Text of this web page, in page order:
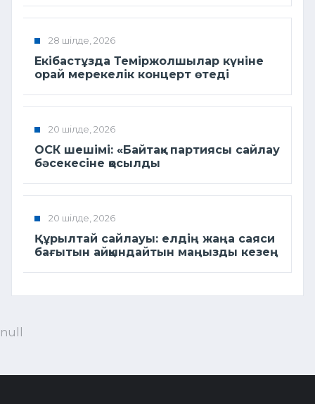
28 шілде, 2026
Екібастұзда Теміржолшылар күніне
орай мерекелік концерт өтеді
20 шілде, 2026
ОСК шешімі: «Байтақ» партиясы сайлау
бәсекесіне қосылды
20 шілде, 2026
Құрылтай сайлауы: елдің жаңа саяси
бағытын айқындайтын маңызды кезең
null